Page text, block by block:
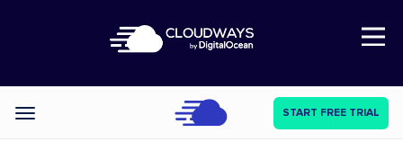
Open Nav
Categories START FREE TRIAL